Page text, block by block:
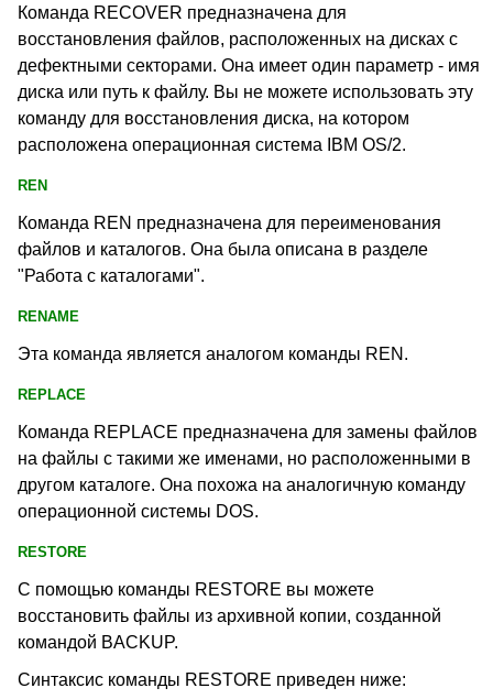
Команда RECOVER предназначена для
восстановления файлов, расположенных на дисках с
дефектными секторами. Она имеет один параметр - имя
диска или путь к файлу. Вы не можете использовать эту
команду для восстановления диска, на котором
расположена операционная система IBM OS/2.
REN
Команда REN предназначена для переименования
файлов и каталогов. Она была описана в разделе
"Работа с каталогами".
RENAME
Эта команда является аналогом команды REN .
REPLACE
Команда REPLACE предназначена для замены файлов
на файлы с такими же именами, но расположенными в
другом каталоге. Она похожа на аналогичную команду
операционной системы DOS.
RESTORE
С помощью команды RESTORE вы можете
восстановить файлы из архивной копии, созданной
командой BACKUP.
Синтаксис команды RESTORE приведен ниже: